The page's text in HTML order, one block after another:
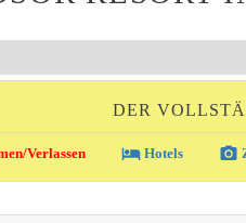
DER
Verlassen local_hotelHotels photo_camera